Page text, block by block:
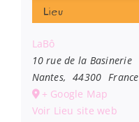
Lieu
LaBô
10 rue de la Basinerie
Nantes, 44300 France
+ Google Map
Voir Lieu site web